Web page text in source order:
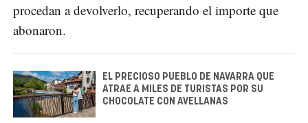
procedan a devolverlo, recuperando el importe que
abonaron.
EL PRECIOSO PUEBLO DE NAVARRA QUE
ATRAE A MILES DE TURISTAS POR SU
CHOCOLATE CON AVELLANAS